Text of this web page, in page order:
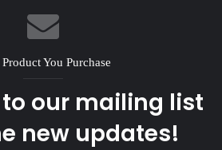
You Purchase
our mailing list
new updates!